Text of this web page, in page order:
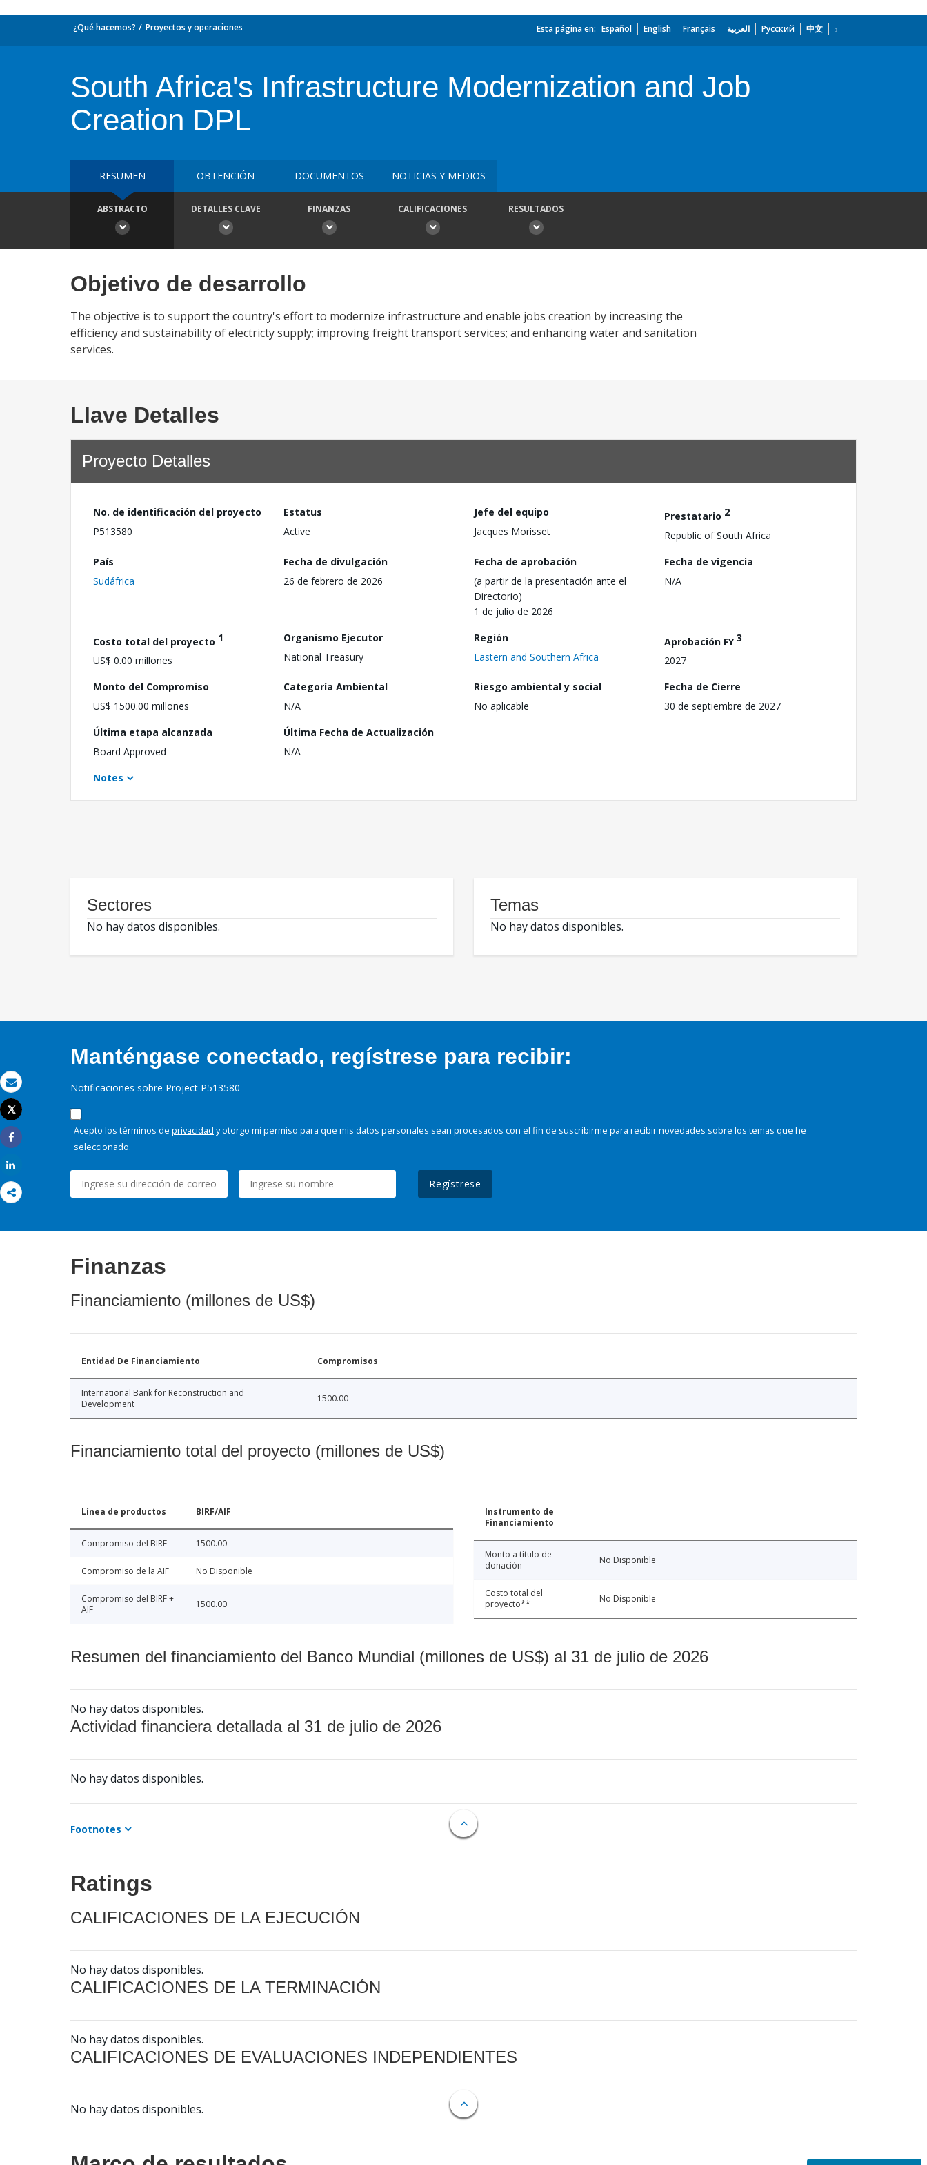
Correo electrónico
Imprimir
Tweet
Share
¿Qué hacemos? Proyectos y operaciones Esta página en: Español English Français العربية Русский 中文
South Africa's Infrastructure Modernization and Job
Creation DPL
RESUMEN OBTENCIÓN DOCUMENTOS NOTICIAS Y MEDIOS
ABSTRACTO DETALLES CLAVE FINANZAS CALIFICACIONES RESULTADOS
Objetivo de desarrollo
The objective is to support the country's effort to modernize infrastructure and enable jobs creation by increasing the
efficiency and sustainability of electricty supply; improving freight transport services; and enhancing water and sanitation
services.
Llave Detalles
Proyecto Detalles
No. de identificación del proyecto
P513580
Estatus
Active
Jefe del equipo
Jacques Morisset
Prestatario 2
Republic of South Africa
País
Sudáfrica
Fecha de divulgación
26 de febrero de 2026
Fecha de aprobación
(a partir de la presentación ante el
Directorio)
1 de julio de 2026
Fecha de vigencia
N/A
Costo total del proyecto 1
US$ 0.00 millones
Organismo Ejecutor
National Treasury
Región
Eastern and Southern Africa
Aprobación FY3
2027
Monto del Compromiso
US$ 1500.00 millones
Categoría Ambiental
N/A
Riesgo ambiental y social
No aplicable
Fecha de Cierre
30 de septiembre de 2027
Última etapa alcanzada
Board Approved
Última Fecha de Actualización
N/A
Notes
Sectores
No hay datos disponibles.
Temas
No hay datos disponibles.
Manténgase conectado, regístrese para recibir:
Notificaciones sobre Project P513580
Acepto los términos de privacidad y otorgo mi permiso para que mis datos personales sean procesados con el fin de suscribirme para recibir novedades sobre los temas que he
seleccionado.
Regístrese
Finanzas
Financiamiento (millones de US$)
Entidad De Financiamiento Compromisos
International Bank for Reconstruction and
Development
1500.00
Financiamiento total del proyecto (millones de US$)
Línea de productos BIRF/AIF
Compromiso del BIRF 1500.00
Compromiso de la AIF No Disponible
Compromiso del BIRF +
AIF
1500.00
Instrumento de
Financiamiento
Monto a título de
donación
No Disponible
Costo total del
proyecto**
No Disponible
Resumen del financiamiento del Banco Mundial (millones de US$) al 31 de julio de 2026
No hay datos disponibles.
Actividad financiera detallada al 31 de julio de 2026
No hay datos disponibles.
Footnotes
Ratings
CALIFICACIONES DE LA EJECUCIÓN
No hay datos disponibles.
CALIFICACIONES DE LA TERMINACIÓN
No hay datos disponibles.
CALIFICACIONES DE EVALUACIONES INDEPENDIENTES
No hay datos disponibles.